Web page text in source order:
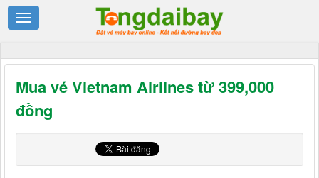
Mua vé Vietnam Airlines từ 399,000
đồng